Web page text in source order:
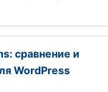
сравнение и
WordPress